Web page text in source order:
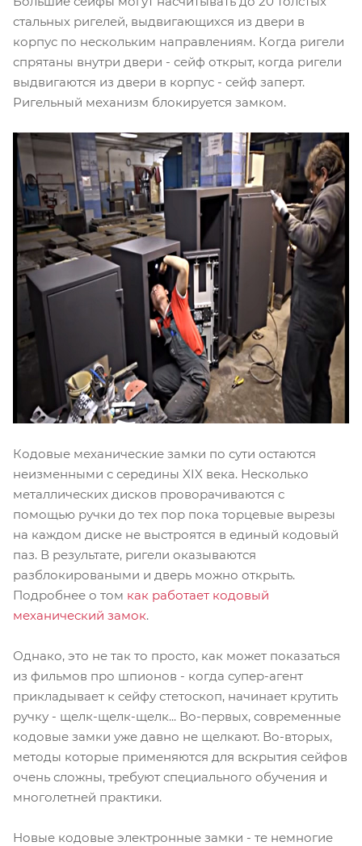
стальных ригелей, выдвигающихся из двери в
корпус по нескольким направлениям. Когда ригели
спрятаны внутри двери - сейф открыт, когда ригели
выдвигаются из двери в корпус - сейф заперт.
Ригельный механизм блокируется замком.
Кодовые механические замки по сути остаются
неизменными с середины XIX века. Несколько
металлических дисков проворачиваются с
помощью ручки до тех пор пока торцевые вырезы
на каждом диске не выстроятся в единый кодовый
паз. В результате, ригели оказываются
разблокироваными и дверь можно открыть.
Подробнее о том как работает кодовый
механический замок.
Однако, это не так то просто, как может показаться
из фильмов про шпионов - когда супер-агент
прикладывает к сейфу стетоскоп, начинает крутить
ручку - щелк-щелк-щелк... Во-первых, современные
кодовые замки уже давно не щелкают. Во-вторых,
методы которые применяются для вскрытия сейфов
очень сложны, требуют специального обучения и
многолетней практики.
Новые кодовые электронные замки - те немногие